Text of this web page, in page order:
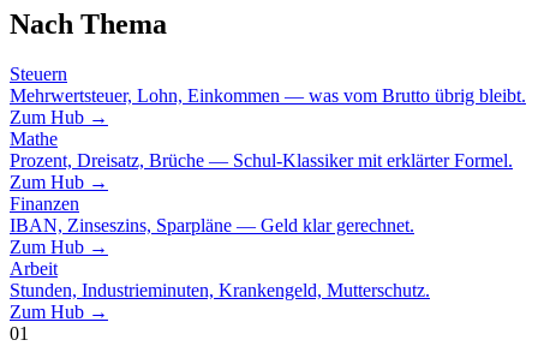
Nach Thema
Steuern
Mehrwertsteuer, Lohn, Einkommen — was vom Brutto übrig bleibt.
Zum Hub →
Mathe
Prozent, Dreisatz, Brüche — Schul-Klassiker mit erklärter Formel.
Zum Hub →
Finanzen
IBAN, Zinseszins, Sparpläne — Geld klar gerechnet.
Zum Hub →
Arbeit
Stunden, Industrieminuten, Krankengeld, Mutterschutz.
Zum Hub →
01